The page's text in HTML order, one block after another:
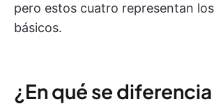
pero estos cuatro representan
básicos.
¿En qué se